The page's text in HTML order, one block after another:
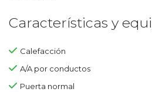
Características y
Calefacción
A/A por conductos
Puerta normal